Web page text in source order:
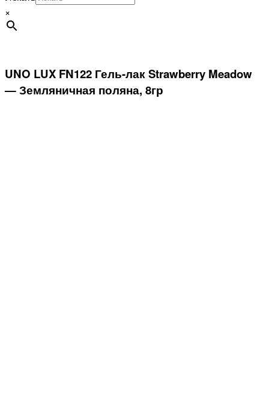
×
UNO LUX FN122 Гель-лак Strawberry Meadow
— Земляничная поляна, 8гр